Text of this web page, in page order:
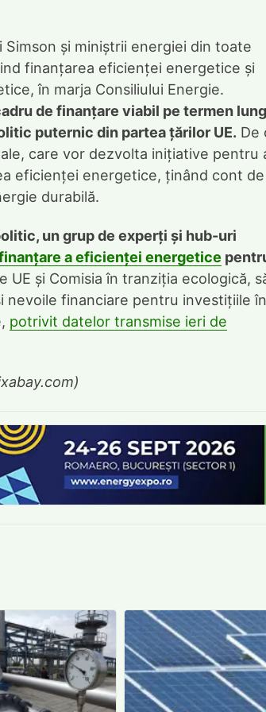
și miniștrii energiei din toate
finanțarea eficienței energetice și
în marja Consiliului Energie.
de finanțare viabil pe termen lung
puternic din partea țărilor UE. De
care vor dezvolta inițiative pentru
eficienței energetice, ținând cont de
durabilă.
un grup de experți și hub-uri
a eficienței energetice
și Comisia în tranziția ecologică,
nevoile financiare pentru investițiile în
potrivit datelor transmise ieri de